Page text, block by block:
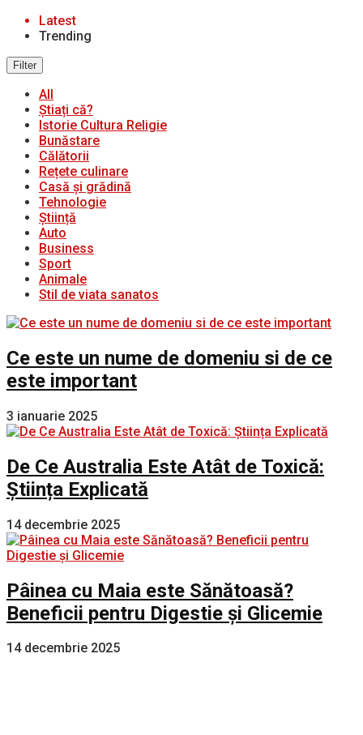
Latest
Trending
Filter
All
Știați că?
Istorie Cultura Religie
Bunăstare
Călătorii
Rețete culinare
Casă și grădină
Tehnologie
Știință
Auto
Business
Sport
Animale
Stil de viata sanatos
Ce este un nume de domeniu si de ce
este important
3 ianuarie 2025
De Ce Australia Este Atât de Toxică:
Știința Explicată
14 decembrie 2025
Pâinea cu Maia este Sănătoasă?
Beneficii pentru Digestie și Glicemie
14 decembrie 2025